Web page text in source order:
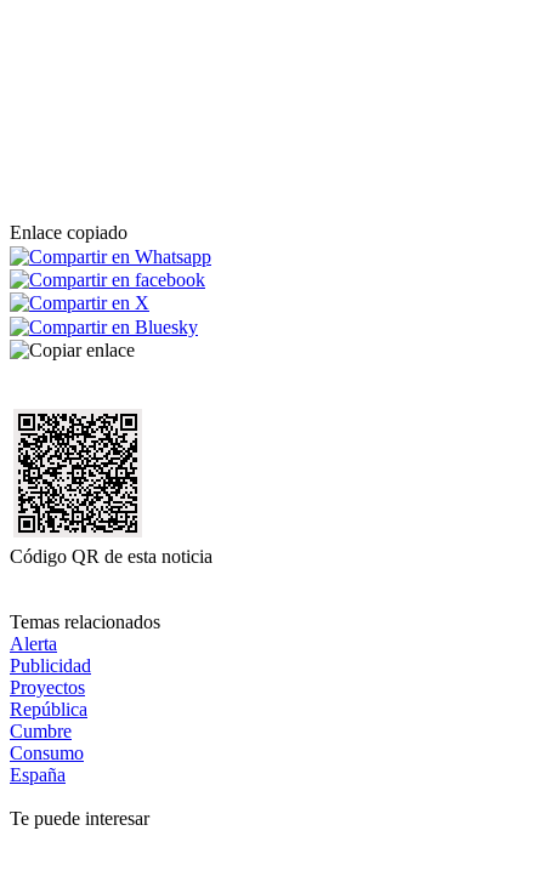
Enlace copiado
Código QR de esta noticia
Temas relacionados
Alerta
Publicidad
Proyectos
República
Cumbre
Consumo
España
Te puede interesar